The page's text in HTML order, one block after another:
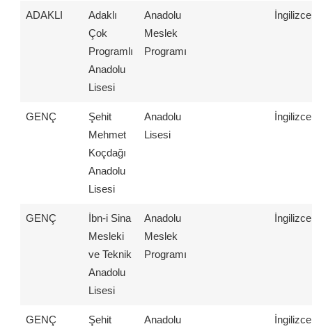
ADAKLI
Adaklı
Çok
Programlı
Anadolu
Lisesi
Anadolu
Meslek
Programı
İngilizce
GENÇ
Şehit
Mehmet
Koçdağı
Anadolu
Lisesi
Anadolu
Lisesi
İngilizce
GENÇ
İbn-i Sina
Mesleki
ve Teknik
Anadolu
Lisesi
Anadolu
Meslek
Programı
İngilizce
GENÇ
Şehit
Anadolu
İngilizce